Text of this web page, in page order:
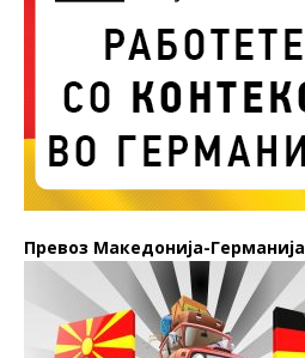
Превоз Македонија-Германија